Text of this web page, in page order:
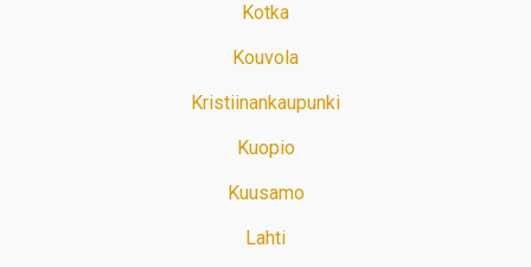
Kotka
Kouvola
Kristiinankaupunki
Kuopio
Kuusamo
Lahti